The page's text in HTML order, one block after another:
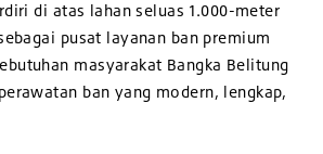
di atas lahan seluas 1.000-meter
pusat layanan ban premium
masyarakat Bangka Belitung
ban yang modern, lengkap,